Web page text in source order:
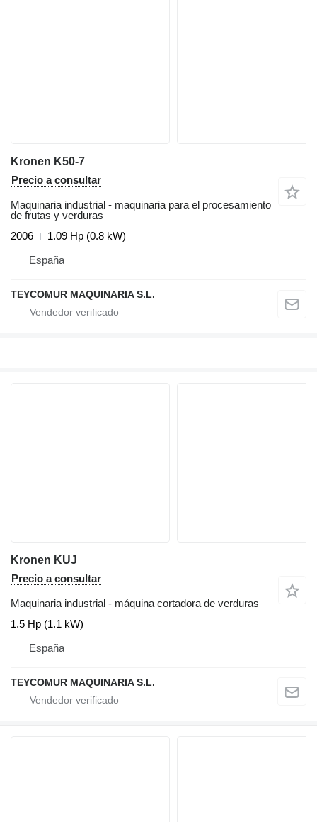
Kronen K50-7
Precio a consultar
Maquinaria industrial - maquinaria para el procesamiento
de frutas y verduras
2006
1.09 Hp (0.8 kW)
España
TEYCOMUR MAQUINARIA S.L.
Kronen KUJ
Precio a consultar
Maquinaria industrial - máquina cortadora de verduras
1.5 Hp (1.1 kW)
España
TEYCOMUR MAQUINARIA S.L.